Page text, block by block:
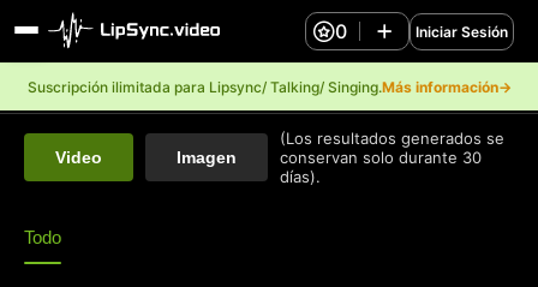
Suscripción ilimitada para Lipsync/ Talking/ Singing.Más información→
0 Iniciar Sesión
Video Imagen
(Los resultados generados se
conservan solo durante 30
días).
Todo